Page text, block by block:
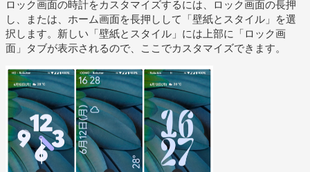
ロック画面の時計をカスタマイズするには、ロック画面の長押
し、または、ホーム画面を長押しして「壁紙とスタイル」を選
択します。新しい「壁紙とスタイル」には上部に「ロック画
面」タブが表示されるので、ここでカスタマイズできます。